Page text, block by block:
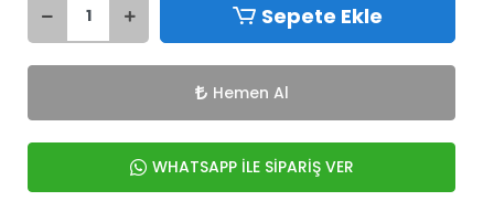
Sepete Ekle
Hemen Al
WHATSAPP İLE SİPARİŞ VER